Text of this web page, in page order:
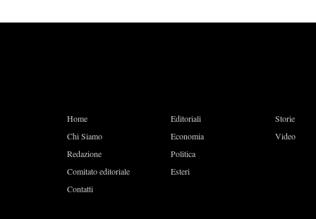
Home
Chi Siamo
Redazione
Comitato editoriale
Contatti
Editoriali
Economia
Politica
Esteri
Storie
Video